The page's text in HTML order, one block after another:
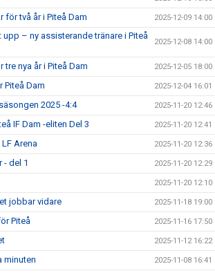
för två år i Piteå Dam 2025-12-09 14:00
upp – ny assisterande tränare i Piteå
2025-12-08 14:00
nya år i Piteå Dam 2025-12-05 18:00
Piteå Dam 2025-12-04 16:01
2025 -4:4 2025-11-20 12:46
IF Dam -eliten Del 3 2025-11-20 12:41
Arena 2025-11-20 12:36
- del 1 2025-11-20 12:29
2025-11-20 12:10
jobbar vidare 2025-11-18 19:00
Piteå 2025-11-16 17:50
2025-11-12 16:22
minuten 2025-11-08 16:41